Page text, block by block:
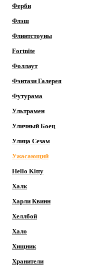
Ферби
Флэш
Флинтстоуны
Fortnite
Фоллаут
Фэнтази Галерея
Футурама
Ультрамен
Уличный Боец
Улица Сезам
Ужасающий
Hello Kitty
Халк
Харли Квинн
Хеллбой
Хало
Хищник
Хранители